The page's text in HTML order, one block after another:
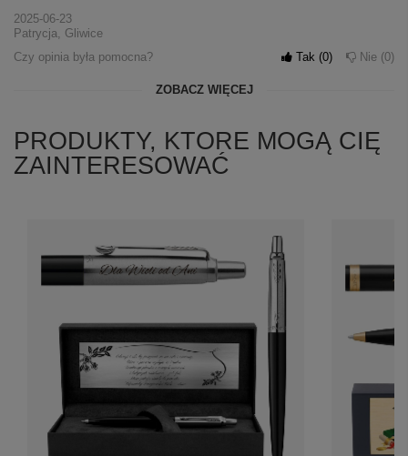
2025-06-23
Patrycja, Gliwice
Czy opinia była pomocna?
Tak 0 Nie 0
ZOBACZ WIĘCEJ
PRODUKTY, KTORE MOGĄ CIĘ
ZAINTERESOWAĆ